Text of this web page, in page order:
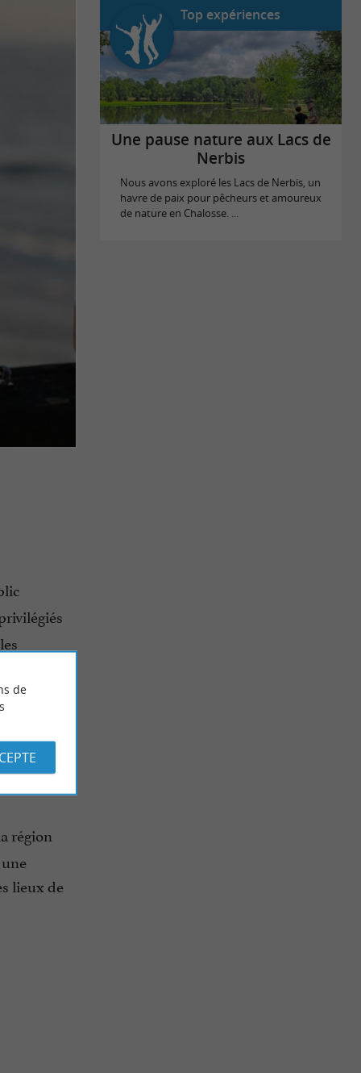
région
lieux de
Top expériences
Une pause nature aux Lacs de
Nerbis
Nous avons exploré les Lacs de Nerbis, un
havre de paix pour pêcheurs et amoureux
de nature en Chalosse. ...
de